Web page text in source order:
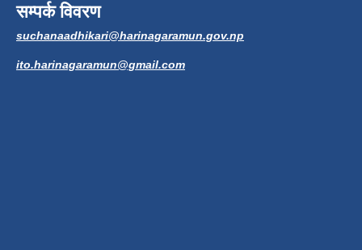
सम्पर्क विवरण
suchanaadhikari@harinagaramun.gov.np
ito.harinagaramun@gmail.com